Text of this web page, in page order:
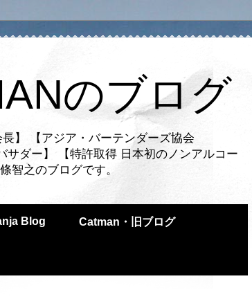
のブログ
】 【アジア・バーテンダーズ協会
サダー】 【特許取得 日本初のノンアルコー
智之のブログです。
Blog Catman・旧ブログ